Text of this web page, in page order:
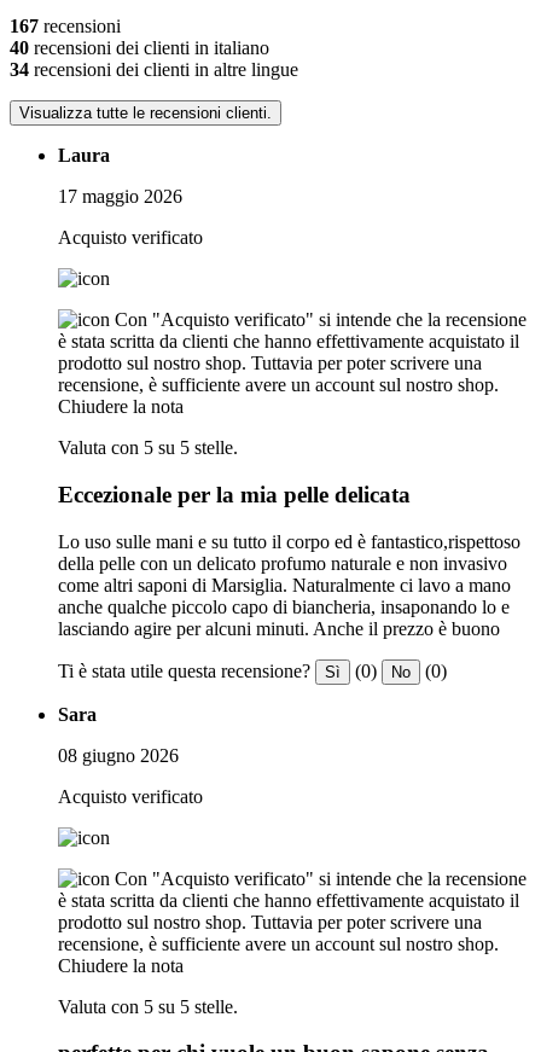
167 recensioni
40 recensioni dei clienti in italiano
34 recensioni dei clienti in altre lingue
Visualizza tutte le recensioni clienti.
Laura
17 maggio 2026
Acquisto verificato
Con "Acquisto verificato" si intende che la recensione
è stata scritta da clienti che hanno effettivamente acquistato il
prodotto sul nostro shop. Tuttavia per poter scrivere una
recensione, è sufficiente avere un account sul nostro shop.
Chiudere la nota
Valuta con 5 su 5 stelle.
Eccezionale per la mia pelle delicata
Lo uso sulle mani e su tutto il corpo ed è fantastico,rispettoso
della pelle con un delicato profumo naturale e non invasivo
come altri saponi di Marsiglia. Naturalmente ci lavo a mano
anche qualche piccolo capo di biancheria, insaponando lo e
lasciando agire per alcuni minuti. Anche il prezzo è buono
Ti è stata utile questa recensione? Sì (0) No (0)
Sara
08 giugno 2026
Acquisto verificato
Con "Acquisto verificato" si intende che la recensione
è stata scritta da clienti che hanno effettivamente acquistato il
prodotto sul nostro shop. Tuttavia per poter scrivere una
recensione, è sufficiente avere un account sul nostro shop.
Chiudere la nota
Valuta con 5 su 5 stelle.